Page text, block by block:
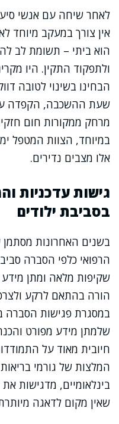
לאחר שיחה עם אנשי
אין צורך במעקב מיוחד
הוא ביתי – תשומת לב
ולתפקוד התקין. היו
הבחינו בשינוי לטובה
שעת ההשכבה, הקפדה
מרחק ממקורות חום
במיוחד, הצוות המטפל
אלו מצבים נדירים.
גישות עדכניות
בסביבת ילודים
בשנים האחרונות
הרפואי כלפי הסברה
שקיפות מלאה ומתן
הורה בהתאם לרקע
במסגרת פגישות הסברה
שלמתן מידע מפורט
חיובית מאוד על
המלצות של גורמי בריאות
בינלאומיים, מדגישות
שאין מקום לדאגה